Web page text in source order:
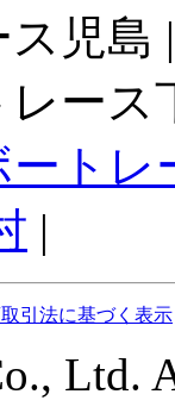
ス児島
レー
ートレ
|
引法に基づく表示
Ltd.